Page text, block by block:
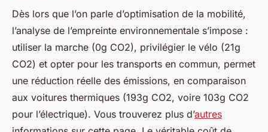
Dès lors que l’on parle d’optimisation de la mobilité,
l’analyse de l’empreinte environnementale s’impose :
utiliser la marche (0g CO2), privilégier le vélo (21g
CO2) et opter pour les transports en commun, permet
une réduction réelle des émissions, en comparaison
aux voitures thermiques (193g CO2, voire 103g CO2
pour l’électrique). Vous trouverez plus d’autres